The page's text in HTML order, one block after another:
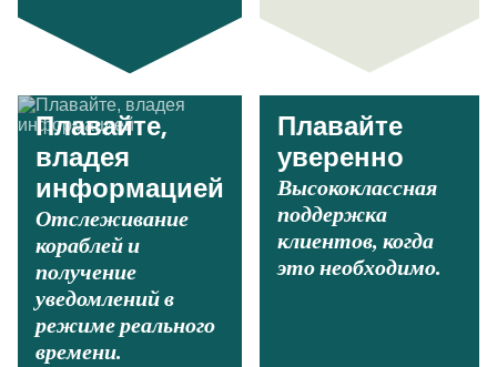
Плавайте,
владея
информацией
Отслеживание
кораблей и
получение
уведомлений в
режиме реального
времени.
Плавайте
уверенно
Высококлассная
поддержка
клиентов, когда
это необходимо.